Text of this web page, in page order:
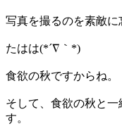
写真を撮るのを素敵に
たはは(*´∇｀*)
食欲の秋ですからね。
そして、食欲の秋と
す。